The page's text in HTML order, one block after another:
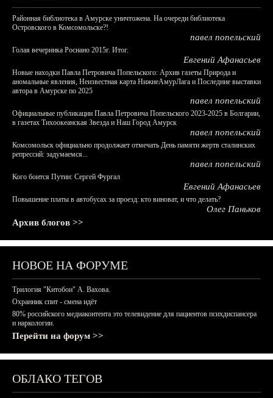
Районная библиотека в Амурске уничтожена. На очереди библиотека
Островского в Комсомольске?!
павел попельский
Голая вечеринка Роснано 2015г. Итог.
Евгений Афанасьев
Новые находки Павла Петровича Попельского: Архив газеты Природа и
аномальные явления, Неизвестная карта НижнеАмурЛага и Последние выставки
автора в Амурске по 2025
павел попельский
Официальные публикации Павла Петровича Попельского 2023-2025 в Болгарии,
в газетах Тихоокеанская Звезда и Наш Город Амурск
павел попельский
Комсомольск официально продолжает отмечать День памяти жертв сталинских
репрессий: задумаемся...
павел попельский
Кого боится Путин: Сергей Фургал
Евгений Афанасьев
Повышение платы в автобусах за проезд: кто виноват, и что делать?
Олег Паньков
Архив блогов >>
НОВОЕ НА ФОРУМЕ
Трилогия "Китобои" А. Вахова.
Охранник спит - смена идёт
80% российского медиаконтента это телевидение для пациентов психдиспансера
и наркологии.
Перейти на форум >>
ОБЛАКО ТЕГОВ